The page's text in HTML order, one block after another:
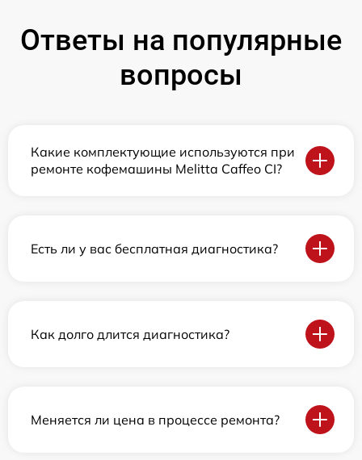
Ответы на популярные
вопросы
Какие комплектующие используются при
ремонте кофемашины Melitta Caffeo CI?
Есть ли у вас бесплатная диагностика?
Как долго длится диагностика?
Меняется ли цена в процессе ремонта?